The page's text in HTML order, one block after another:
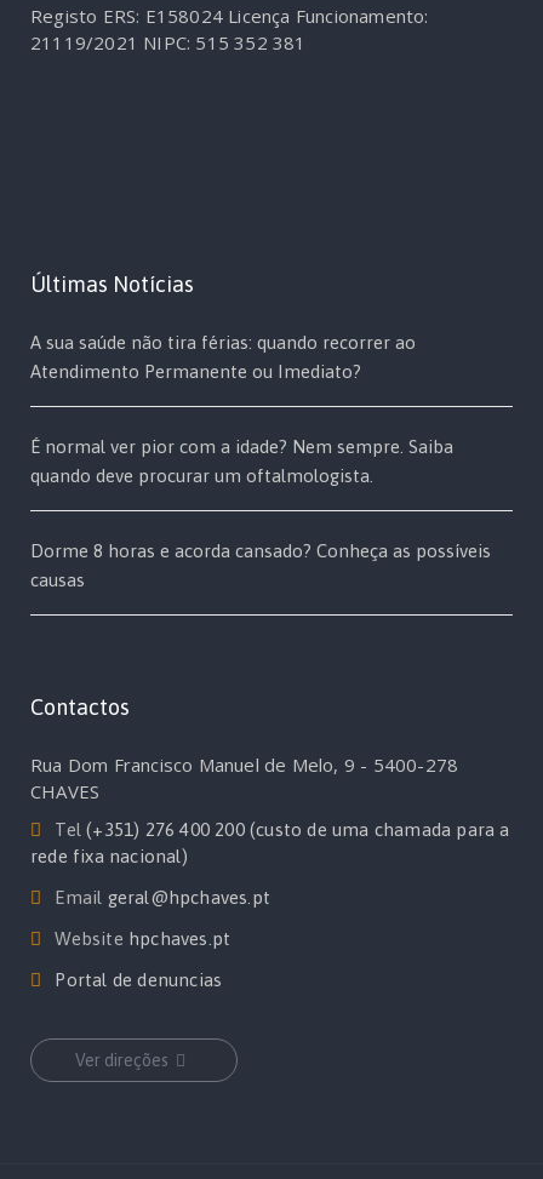
Registo ERS: E158024 Licença Funcionamento:
21119/2021 NIPC: 515 352 381
Últimas Notícias
A sua saúde não tira férias: quando recorrer ao
Atendimento Permanente ou Imediato?
É normal ver pior com a idade? Nem sempre. Saiba
quando deve procurar um oftalmologista.
Dorme 8 horas e acorda cansado? Conheça as possíveis
causas
Contactos
Rua Dom Francisco Manuel de Melo, 9 - 5400-278
CHAVES
Tel(+351) 276 400 200 (custo de uma chamada para a
rede fixa nacional)
Email geral@hpchaves.pt
Website hpchaves.pt
Portal de denuncias
Ver direções